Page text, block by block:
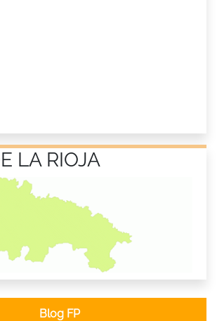
LA RIOJA
Blog FP